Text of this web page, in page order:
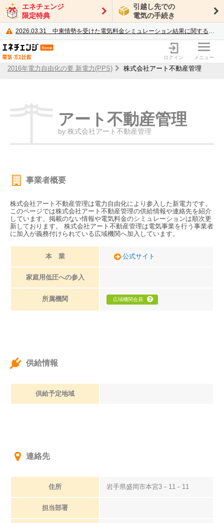
エネチェンジ
限定特典
引越し先での
電気の手続き
2026.03.31 中東情勢を受けた電気料金シミュレーション結果に関するご案内
電力・ガス比較サイト エネチェンジ
ログイン メニュー
2016年電力自由化の要 新電力(PPS) 株式会社アート不動産管理
アート不動産管理
by 株式会社アート不動産管理
事業者概要
株式会社アート不動産管理は電力自由化により参入した新電力です。
このページでは株式会社アート不動産管理の供給情報や連絡先を紹介
しています。掲載のない情報や電気料金のシミュレーションは順次更
新しております。 株式会社アート不動産管理は電気事業を行う事業者
に加入が義務付けられている広域機関へ加入しています。
本 業 公式サイト
家庭用低圧への参入
所属機関 広域機関会員
供給情報
供給予定地域
連絡先
住所 岩手県盛岡市本宮3－11－11
担当部署